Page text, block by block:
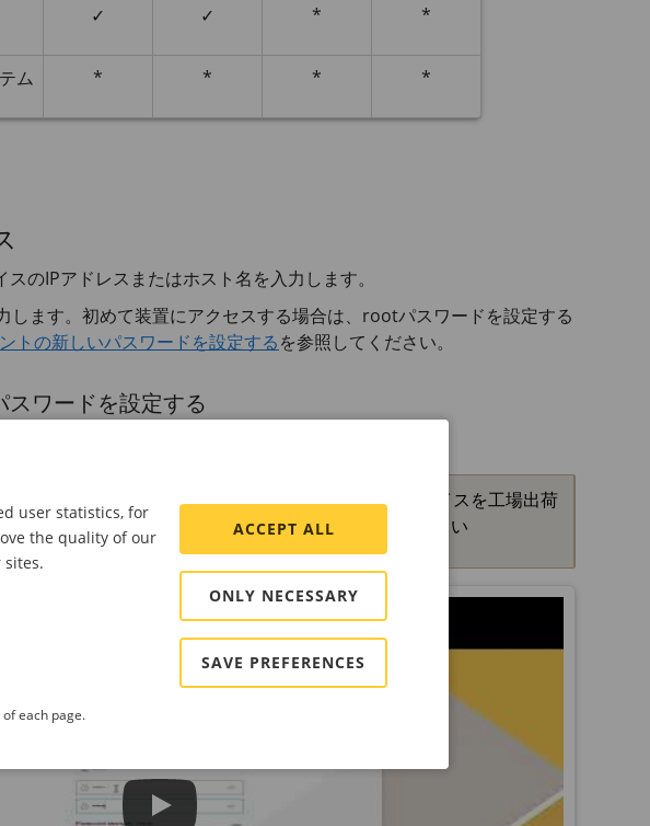
✓ ✓ * *
ム * * * *
のIPアドレスまたはホスト名を入力します。
します。初めて装置にアクセスする場合は、rootパスワードを設定する
トの新しいパスワードを設定するを参照してください。
ワードを設定する
です。rootのパスワードを忘れた場合は、デバイスを工場出荷
い。 工場出荷時の設定にリセットするを参照してください
user statistics, for
the quality of our
sites.
each page.
ACCEPT ALL
ONLY NECESSARY
SAVE PREFERENCES